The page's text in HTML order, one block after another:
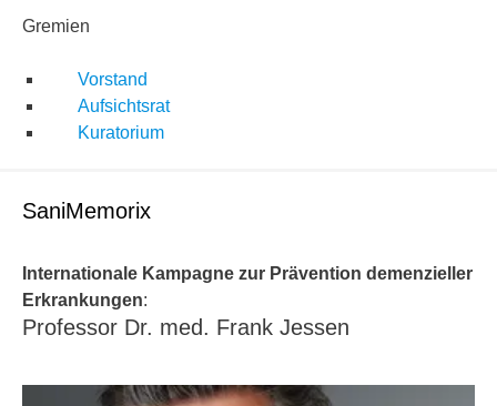
Gremien
Vorstand
Aufsichtsrat
Kuratorium
SaniMemorix
Internationale Kampagne zur Prävention demenzieller
Erkrankungen:
Professor Dr. med. Frank Jessen